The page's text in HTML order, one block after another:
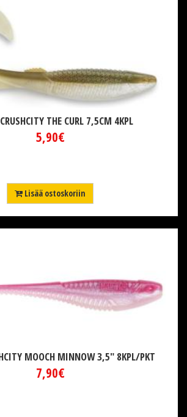
THE CURL 7,5CM 4KPL
5,90€
Lisää ostoskoriin
MOOCH MINNOW 3,5" 8KPL/PKT
7,90€